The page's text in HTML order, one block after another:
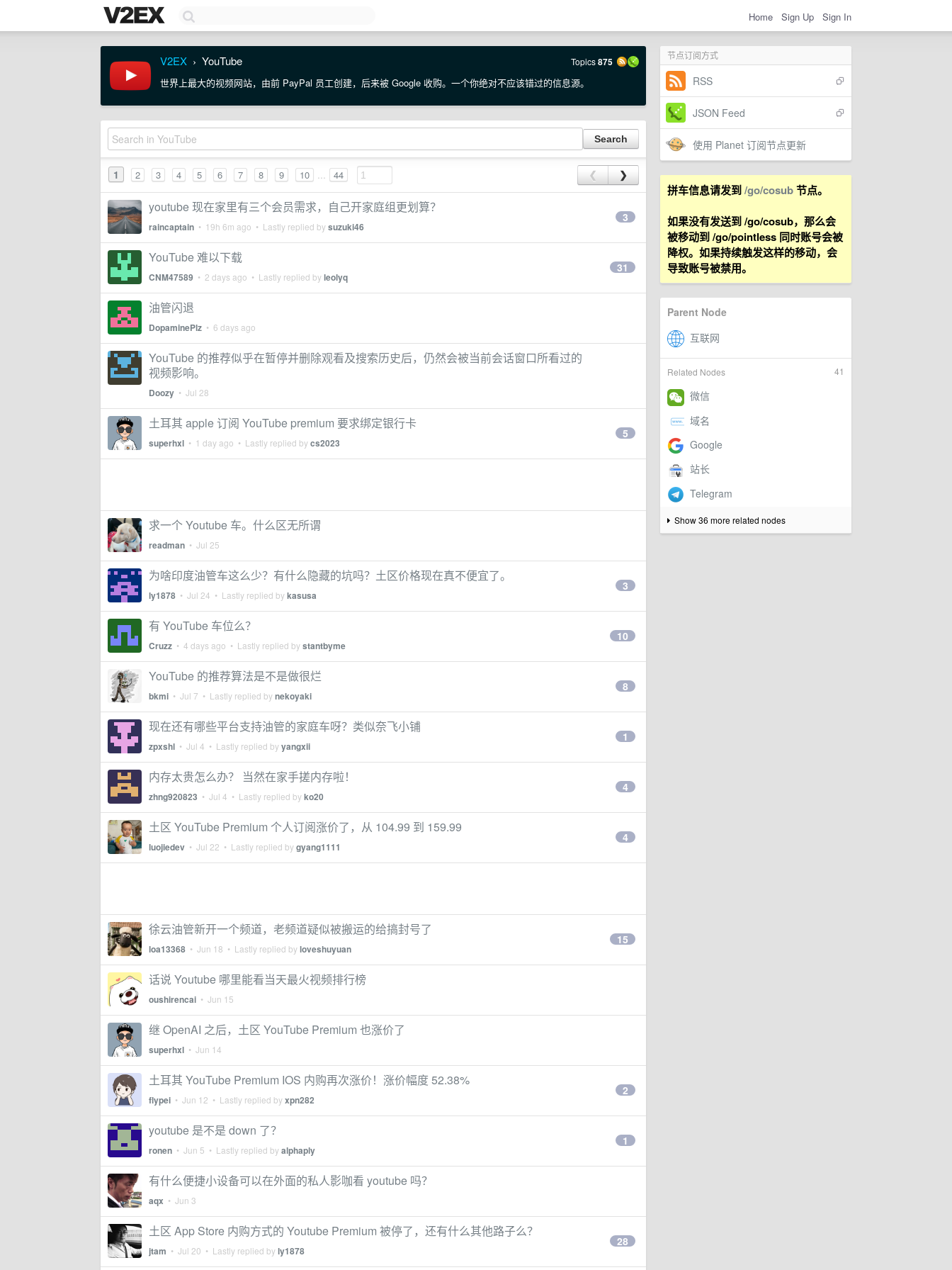
Home Sign Up Sign In
节点订阅方式
RSS
JSON Feed
使用 Planet 订阅节点更新
拼车信息请发到/go/cosub节点。
如果没有发送到 /go/cosub，那么会
被移动到 /go/pointless 同时账号会被
降权。如果持续触发这样的移动，会
导致账号被禁用。
Parent Node
41
Related Nodes
Show 36 more related nodes
V2EX › YouTube Topics875
世界上最大的视频网站，由前 PayPal 员工创建，后来被 Google 收购。一个你绝对不应该错过的信息源。
1 2 3 4 5 6 7 8 9 10 ... 44 ❮ ❯
youtube 现在家里有三个会员需求，自己开家庭组更划算？
raincaptain • 19h 6m ago • Lastly replied bysuzuki46
3
YouTube 难以下载
CNM47589 • 2 days ago • Lastly replied byleolyq
31
油管闪退
DopaminePlz • 6 days ago
YouTube 的推荐似乎在暂停并删除观看及搜索历史后，仍然会被当前会话窗口所看过的
视频影响。
Doozy • Jul 28
土耳其 apple 订阅 YouTube premium 要求绑定银行卡
superhxl • 1 day ago • Lastly replied bycs2023
5
求一个 Youtube 车。什么区无所谓
readman • Jul 25
为啥印度油管车这么少？有什么隐藏的坑吗？土区价格现在真不便宜了。
ly1878 • Jul 24 • Lastly replied bykasusa
3
有 YouTube 车位么？
Cruzz • 4 days ago • Lastly replied bystantbyme
10
YouTube 的推荐算法是不是做很烂
bkmi • Jul 7 • Lastly replied bynekoyaki
8
现在还有哪些平台支持油管的家庭车呀？类似奈飞小铺
zpxshl • Jul 4 • Lastly replied byyangxii
1
内存太贵怎么办？ 当然在家手搓内存啦！
zhng920823 • Jul 4 • Lastly replied byko20
4
土区 YouTube Premium 个人订阅涨价了，从 104.99 到 159.99
luojiedev • Jul 22 • Lastly replied bygyang1111
4
徐云油管新开一个频道，老频道疑似被搬运的给搞封号了
loa13368 • Jun 18 • Lastly replied byloveshuyuan
15
话说 Youtube 哪里能看当天最火视频排行榜
oushirencai • Jun 15
继 OpenAI 之后，土区 YouTube Premium 也涨价了
superhxl • Jun 14
土耳其 YouTube Premium IOS 内购再次涨价！涨价幅度 52.38%
flypei • Jun 12 • Lastly replied byxpn282
2
youtube 是不是 down 了？
ronen • Jun 5 • Lastly replied byalphaply
1
有什么便捷小设备可以在外面的私人影咖看 youtube 吗？
aqx • Jun 3
土区 App Store 内购方式的 Youtube Premium 被停了，还有什么其他路子么？
jtam • Jul 20 • Lastly replied byly1878
28